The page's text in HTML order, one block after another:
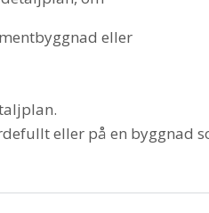
eller
eller på en byggnad